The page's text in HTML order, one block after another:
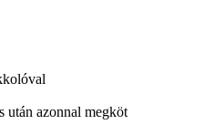
után azonnal megköt